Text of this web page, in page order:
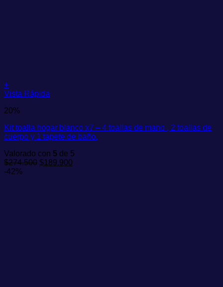
+
Vista Rápida
20%
Kit toalla hogar blanco x7 – 4 toallas de mano , 2 toallas de
cuerpo y 1 tapete de baño.
Valorado con 5 de 5
$274.500 El
$189.900
-42%